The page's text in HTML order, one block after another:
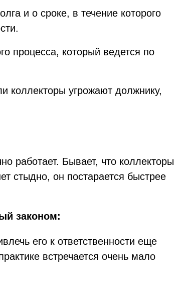
и о сроке, в течение которого
процесса, который ведется по
коллекторы угрожают должнику,
работает. Бывает, что коллекторы
стыдно, он постарается быстрее
законом:
его к ответственности еще
встречается очень мало